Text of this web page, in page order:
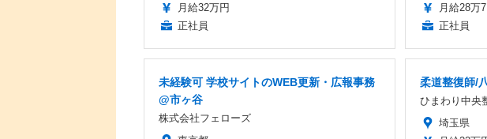
月給32万円
正社員
月給28万
正社員
未経験可 学校サイトのWEB更新・広報事務
@市ヶ谷
株式会社フェローズ
柔道整復師/
ひまわり中央
埼玉県